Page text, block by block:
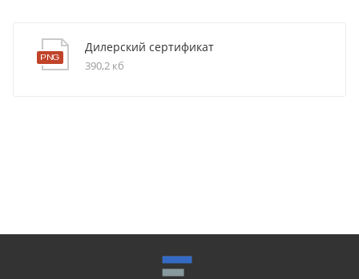
Дилерский сертификат
390,2 кб